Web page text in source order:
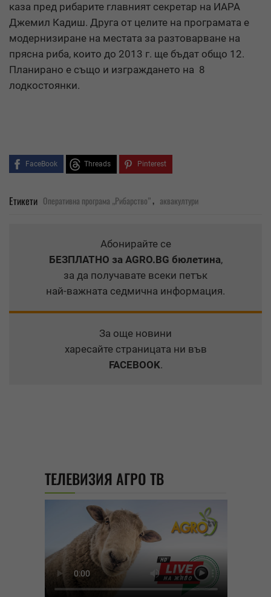
каза пред рибарите главният секретар на ИАРА
Джемил Кадиш. Друга от целите на програмата е
модернизиране на местата за разтоварване на
прясна риба, които до 2013 г. ще бъдат общо 12.
Планирано е също и изграждането на 8
лодкостоянки.
FaceBook Threads Pinterest
Етикети Оперативна програма „Рибарство”, аквакултури
Абонирайте се
БЕЗПЛАТНО за AGRO.BG бюлетина,
за да получавате всеки петък
най-важната седмична информация.
За още новини
харесайте страницата ни във
FACEBOOK.
ТЕЛЕВИЗИЯ АГРО ТВ